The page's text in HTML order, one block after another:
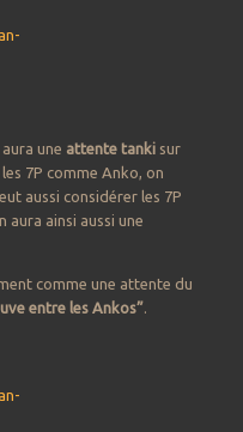
une attente tankisur
7P comme Anko, on
aussi considérer les 7P
aura ainsi aussi une
comme une attente du
entre les Ankos”.